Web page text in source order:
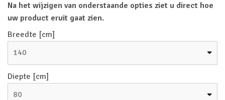
Na het wijzigen van onderstaande opties ziet u direct hoe
uw product eruit gaat zien.
Breedte [cm]
140
Diepte [cm]
80